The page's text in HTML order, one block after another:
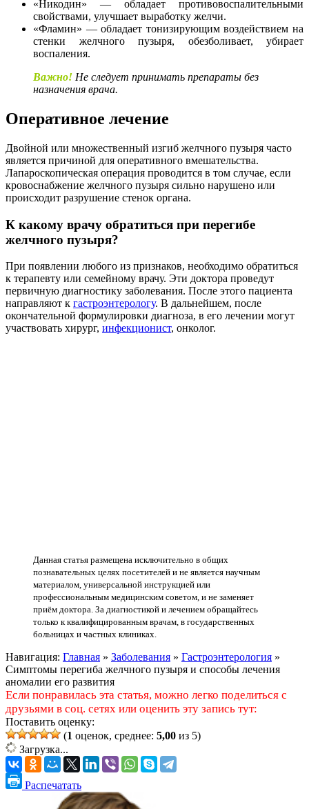
«Никодин» — обладает противовоспалительными
свойствами, улучшает выработку желчи.
«Фламин» — обладает тонизирующим воздействием на
стенки желчного пузыря, обезболивает, убирает
воспаления.
Важно! Не следует принимать препараты без
назначения врача.
Оперативное лечение
Двойной или множественный изгиб желчного пузыря часто
является причиной для оперативного вмешательства.
Лапароскопическая операция проводится в том случае, если
кровоснабжение желчного пузыря сильно нарушено или
происходит разрушение стенок органа.
К какому врачу обратиться при перегибе
желчного пузыря?
При появлении любого из признаков, необходимо обратиться
к терапевту или семейному врачу. Эти доктора проведут
первичную диагностику заболевания. После этого пациента
направляют к гастроэнтерологу. В дальнейшем, после
окончательной формулировки диагноза, в его лечении могут
участвовать хирург, инфекционист, онколог.
Данная статья размещена исключительно в общих
познавательных целях посетителей и не является научным
материалом, универсальной инструкцией или
профессиональным медицинским советом, и не заменяет
приём доктора. За диагностикой и лечением обращайтесь
только к квалифицированным врачам, в государственных
больницах и частных клиниках.
Навигация: Главная » Заболевания » Гастроэнтерология »
Симптомы перегиба желчного пузыря и способы лечения
аномалии его развития
Если понравилась эта статья, можно легко поделиться с
друзьями в соц. сетях или оценить эту запись тут:
Поставить оценку:
(1 оценок, среднее: 5,00 из 5)
Загрузка...
Распечатать